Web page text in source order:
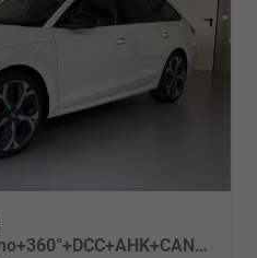
RS 265PS DSG HUD+Pano+360°+DCC+AHK+CANTON+Matrix+Alu19+eHeck+GV4